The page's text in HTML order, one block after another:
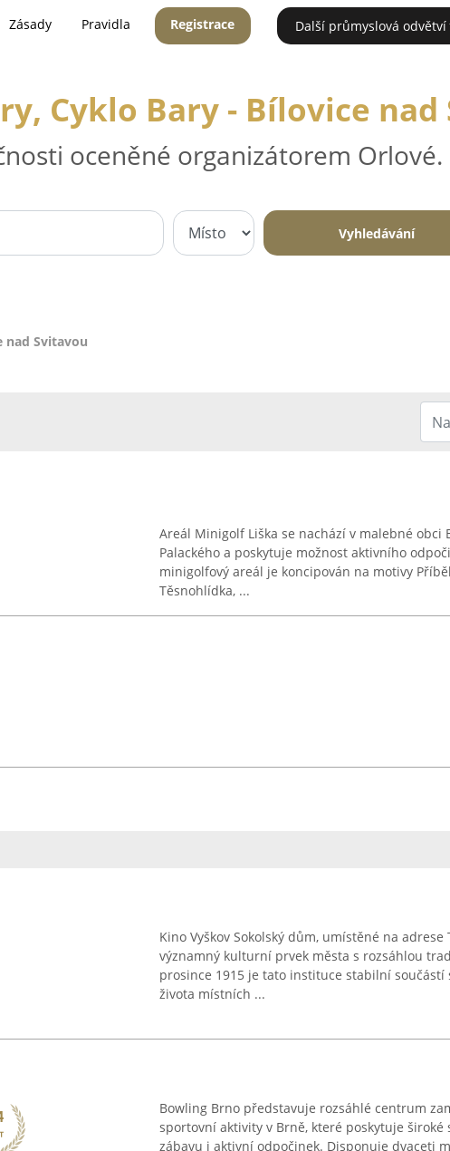
Zásady Pravidla Registrace Další průmyslová odvětví
Cyklo Bary - Bílovice nad
oceněné organizátorem Orlové.
Vyhledávání
nad Svitavou
Areál Minigolf Liška se nachází v malebné obci
Palackého a poskytuje možnost aktivního
minigolfový areál je koncipován na motivy
Těsnohlídka, ...
Kino Vyškov Sokolský dům, umístěné na adrese
významný kulturní prvek města s rozsáhlou
prosince 1915 je tato instituce stabilní součástí
života místních ...
Bowling Brno představuje rozsáhlé centrum
sportovní aktivity v Brně, které poskytuje
zábavu i aktivní odpočinek. Disponuje dvaceti